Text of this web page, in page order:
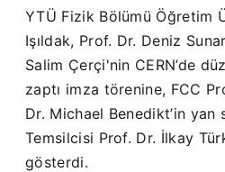
YTÜ Fizik Bölümü Öğretim
Işıldak, Prof. Dr. Deniz
Salim Çerçi'nin CERN’de
zaptı imza törenine, FCC
Dr. Michael Benedikt’in yan
Temsilcisi Prof. Dr. İlkay
gösterdi.